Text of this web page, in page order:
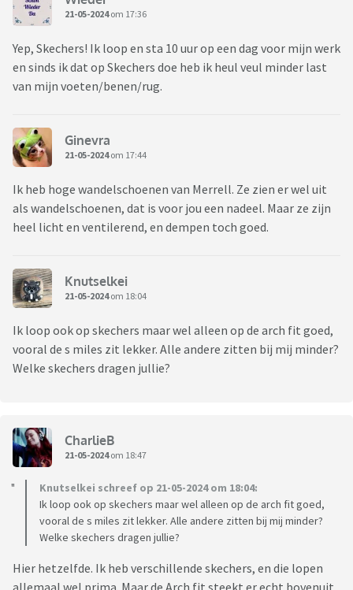
21-05-2024om 17:36
Yep, Skechers! Ik loop en sta 10 uur op een dag voor mijn werk
en sinds ik dat op Skechers doe heb ik heul veul minder last
van mijn voeten/benen/rug.
Ginevra
21-05-2024om 17:44
Ik heb hoge wandelschoenen van Merrell. Ze zien er wel uit
als wandelschoenen, dat is voor jou een nadeel. Maar ze zijn
heel licht en ventilerend, en dempen toch goed.
Knutselkei
21-05-2024om 18:04
Ik loop ook op skechers maar wel alleen op de arch fit goed,
vooral de s miles zit lekker. Alle andere zitten bij mij minder?
Welke skechers dragen jullie?
CharlieB
21-05-2024om 18:47
Knutselkei schreef op 21-05-2024 om 18:04:
Ik loop ook op skechers maar wel alleen op de arch fit goed,
vooral de s miles zit lekker. Alle andere zitten bij mij minder?
Welke skechers dragen jullie?
Hier hetzelfde. Ik heb verschillende skechers, en die lopen